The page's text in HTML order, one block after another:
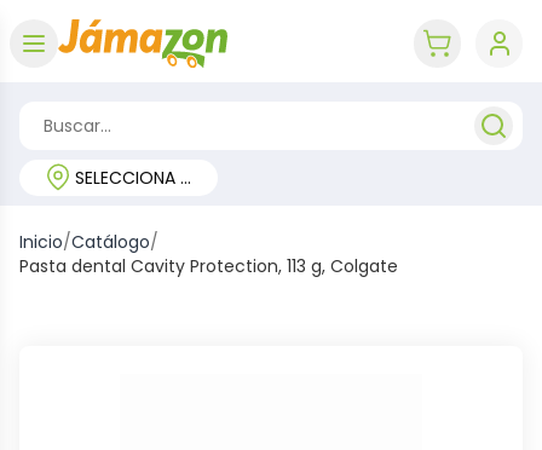
SELECCIONA TU REGIÓN
Inicio/Catálogo/
Pasta dental Cavity Protection, 113 g, Colgate